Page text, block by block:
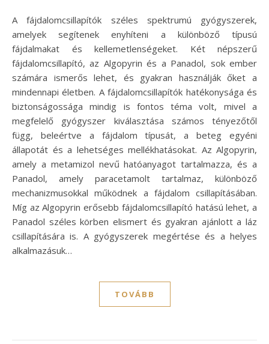
A fájdalomcsillapítók széles spektrumú gyógyszerek,
amelyek segítenek enyhíteni a különböző típusú
fájdalmakat és kellemetlenségeket. Két népszerű
fájdalomcsillapító, az Algopyrin és a Panadol, sok ember
számára ismerős lehet, és gyakran használják őket a
mindennapi életben. A fájdalomcsillapítók hatékonysága és
biztonságossága mindig is fontos téma volt, mivel a
megfelelő gyógyszer kiválasztása számos tényezőtől
függ, beleértve a fájdalom típusát, a beteg egyéni
állapotát és a lehetséges mellékhatásokat. Az Algopyrin,
amely a metamizol nevű hatóanyagot tartalmazza, és a
Panadol, amely paracetamolt tartalmaz, különböző
mechanizmusokkal működnek a fájdalom csillapításában.
Míg az Algopyrin erősebb fájdalomcsillapító hatású lehet, a
Panadol széles körben elismert és gyakran ajánlott a láz
csillapítására is. A gyógyszerek megértése és a helyes
alkalmazásuk…
TOVÁBB